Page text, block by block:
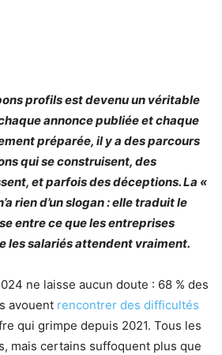
profils est devenu un véritable
annonce publiée et chaque
préparée, il y a des parcours
qui se construisent, des
et parfois des déceptions. La «
rien d’un slogan : elle traduit le
entre ce que les entreprises
les salariés attendent vraiment.
ne laisse aucun doute : 68 % des
avouent rencontrer des difficultés
qui grimpe depuis 2021. Tous les
mais certains suffoquent plus que